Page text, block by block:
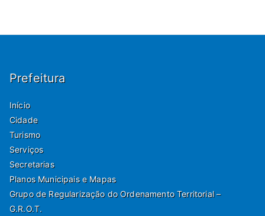
Prefeitura
Início
Cidade
Turismo
Serviços
Secretarias
Planos Municipais e Mapas
Grupo de Regularização do Ordenamento Territorial –
G.R.O.T.